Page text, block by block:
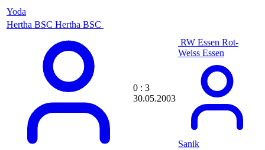
bvbandreas
BVBTSVSCPSPVGG
bvbynet
ByKonan
caesar
camoran
CamRon
Captain_Kurzpas
Capucho10
Carhartt
Yoda
Hertha BSC Hertha BSC
0 : 3
30.05.2003
RW Essen Rot-
Weiss Essen
Sanik